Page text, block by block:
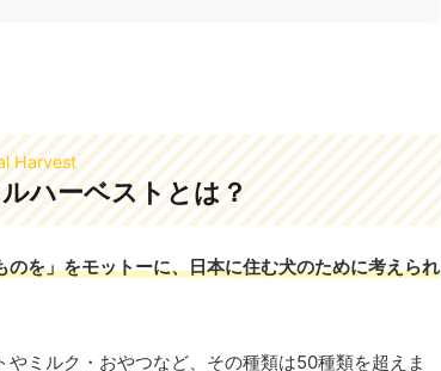
Harvest
ハーベストとは？
のを」をモットーに、日本に住む犬のために考えられ
ミルク・おやつなど、その種類は50種類を超えま